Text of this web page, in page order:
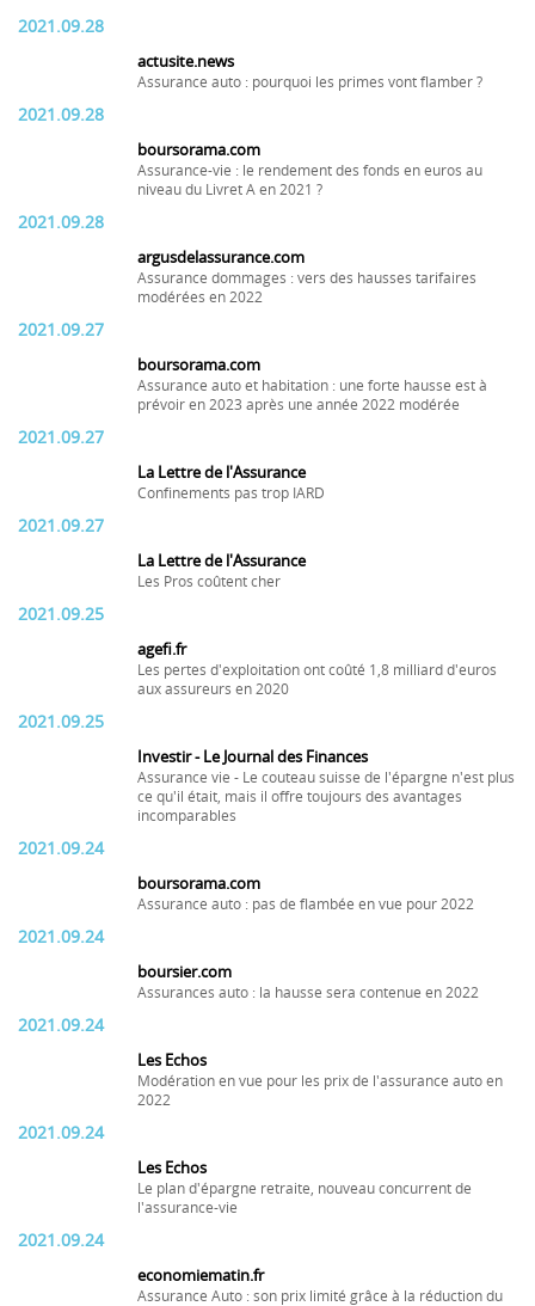
2021.09.28
actusite.news
Assurance auto : pourquoi les primes vont flamber ?
2021.09.28
boursorama.com
Assurance-vie : le rendement des fonds en euros au
niveau du Livret A en 2021 ?
2021.09.28
argusdelassurance.com
Assurance dommages : vers des hausses tarifaires
modérées en 2022
2021.09.27
boursorama.com
Assurance auto et habitation : une forte hausse est à
prévoir en 2023 après une année 2022 modérée
2021.09.27
La Lettre de l'Assurance
Confinements pas trop IARD
2021.09.27
La Lettre de l'Assurance
Les Pros coûtent cher
2021.09.25
agefi.fr
Les pertes d'exploitation ont coûté 1,8 milliard d'euros
aux assureurs en 2020
2021.09.25
Investir - Le Journal des Finances
Assurance vie - Le couteau suisse de l'épargne n'est plus
ce qu'il était, mais il offre toujours des avantages
incomparables
2021.09.24
boursorama.com
Assurance auto : pas de flambée en vue pour 2022
2021.09.24
boursier.com
Assurances auto : la hausse sera contenue en 2022
2021.09.24
Les Echos
Modération en vue pour les prix de l'assurance auto en
2022
2021.09.24
Les Echos
Le plan d'épargne retraite, nouveau concurrent de
l'assurance-vie
2021.09.24
economiematin.fr
Assurance Auto : son prix limité grâce à la réduction du